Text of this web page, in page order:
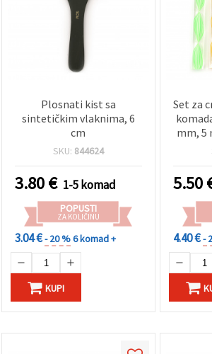
Plosnati kist sa
sintetičkim vlaknima, 6
cm
SKU: 844624
3.80€ 1-5 komad
POPUSTI
ZA KOLIČINU
3.04 €- 20 %6 komad +
KUPI
Set za
mm, 5
10
5.50
4.40 €-